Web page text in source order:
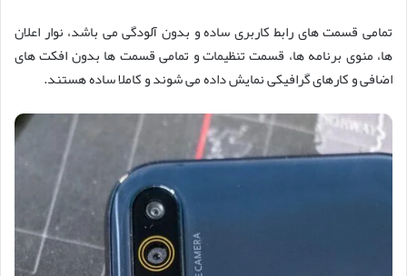
تمامی قسمت های رابط کاربری ساده و بدون آلودگی می باشد، نوار اعلان
ها، منوی برنامه ها، قسمت تنظیمات و تمامی قسمت ها بدون افکت های
اضافی و کارهای گرافیکی نمایش داده می شوند و کاملا ساده هستند.